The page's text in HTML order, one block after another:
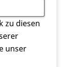
Duisburg
Sie Ihr
zu diesen
unser